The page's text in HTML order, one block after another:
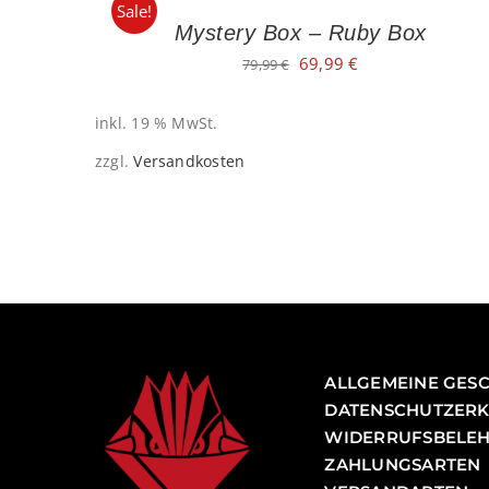
Sale!
Mystery Box – Ruby Box
79,99€ Ursprünglicher
69,99€Aktueller
inkl. 19 % MwSt.
zzgl.Versandkosten
ALLGEMEINE
ZAHLUNGSARTEN